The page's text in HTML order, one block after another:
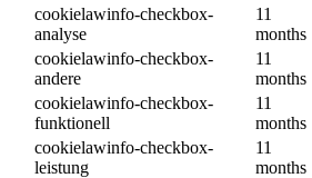
cookielawinfo-checkbox-
analyse
11
months
cookielawinfo-checkbox-
andere
11
months
cookielawinfo-checkbox-
funktionell
11
months
cookielawinfo-checkbox-
leistung
11
months